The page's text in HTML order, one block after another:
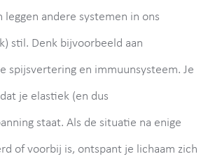
leggen andere systemen in ons
stil. Denk bijvoorbeeld aan
spijsvertering en immuunsysteem. Je
je elastiek (en dus
staat. Als de situatie na enige
of voorbij is, ontspant je lichaam zich